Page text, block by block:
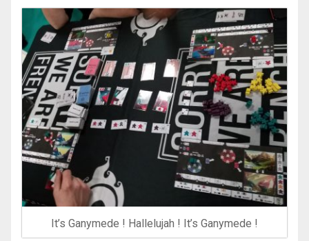
It’s Ganymede ! Hallelujah ! It’s Ganymede !